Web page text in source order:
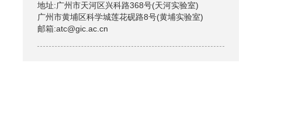
地址:广州市天河区兴科路368号(天河实验室)
广州市黄埔区科学城莲花砚路8号(黄埔实验室)
邮箱:atc@gic.ac.cn